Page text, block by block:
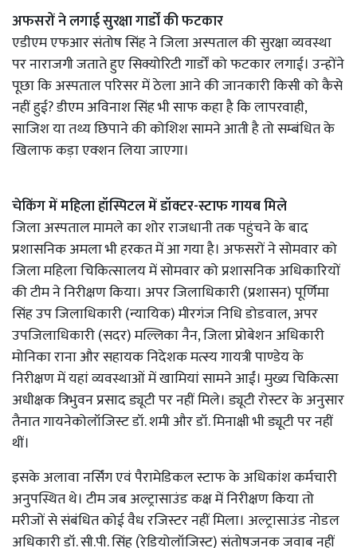
अफसरों ने लगाई सुरक्षा गार्डों की फटकार
एडीएम एफआर संतोष सिंह ने जिला अस्पताल की सुरक्षा व्यवस्था
पर नाराजगी जताते हुए सिक्योरिटी गार्डों को फटकार लगाई। उन्होंने
पूछा कि अस्पताल परिसर में ठेला आने की जानकारी किसी को कैसे
नहीं हुई? डीएम अविनाश सिंह भी साफ कहा है कि लापरवाही,
साजिश या तथ्य छिपाने की कोशिश सामने आती है तो सम्बंधित के
खिलाफ कड़ा एक्शन लिया जाएगा।
चेकिंग में महिला हॉस्पिटल में डॉक्टर-स्टाफ गायब मिले
जिला अस्पताल मामले का शोर राजधानी तक पहुंचने के बाद
प्रशासनिक अमला भी हरकत में आ गया है। अफसरों ने सोमवार को
जिला महिला चिकित्सालय में सोमवार को प्रशासनिक अधिकारियों
की टीम ने निरीक्षण किया। अपर जिलाधिकारी (प्रशासन) पूर्णिमा
सिंह उप जिलाधिकारी (न्यायिक) मीरगंज निधि डोडवाल, अपर
उपजिलाधिकारी (सदर) मल्लिका नैन, जिला प्रोबेशन अधिकारी
मोनिका राना और सहायक निदेशक मत्स्य गायत्री पाण्डेय के
निरीक्षण में यहां व्यवस्थाओं में खामियां सामने आईं। मुख्य चिकित्सा
अधीक्षक त्रिभुवन प्रसाद ड्यूटी पर नहीं मिले। ड्यूटी रोस्टर के अनुसार
तैनात गायनेकोलॉजिस्ट डॉ. शमी और डॉ. मिनाक्षी भी ड्यूटी पर नहीं
थीं।
इसके अलावा नर्सिंग एवं पैरामेडिकल स्टाफ के अधिकांश कर्मचारी
अनुपस्थित थे। टीम जब अल्ट्रासाउंड कक्ष में निरीक्षण किया तो
मरीजों से संबंधित कोई वैध रजिस्टर नहीं मिला। अल्ट्रासाउंड नोडल
अधिकारी डॉ. सी.पी. सिंह (रेडियोलॉजिस्ट) संतोषजनक जवाब नहीं